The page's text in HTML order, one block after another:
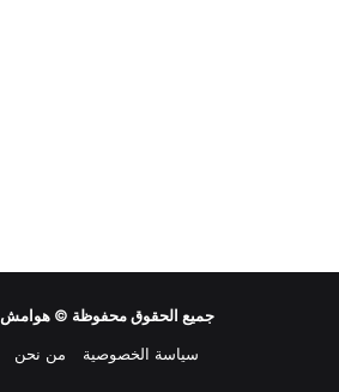
جميع الحقوق محفوظة © هوامش290
سياسة الخصوصية
من نحن